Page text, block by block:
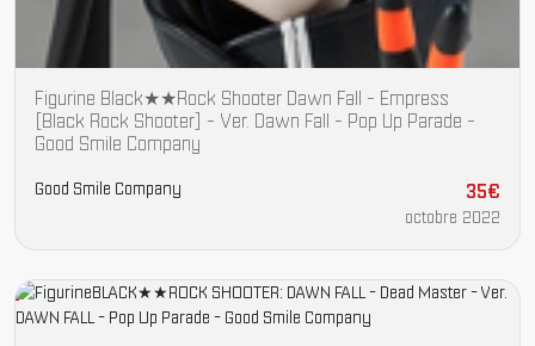
Figurine Black★★Rock Shooter Dawn Fall - Empress
[Black Rock Shooter] - Ver. Dawn Fall - Pop Up Parade -
Good Smile Company
Good Smile Company 35€
octobre 2022